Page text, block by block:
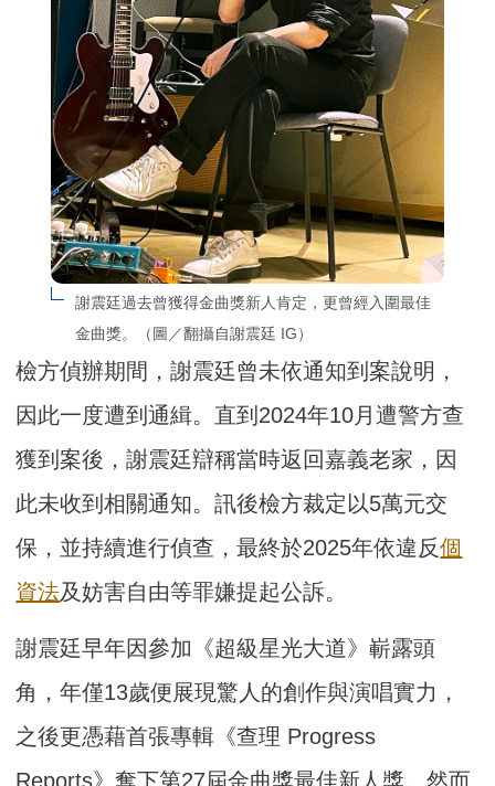
謝震廷過去曾獲得金曲獎新人肯定，更曾經入圍最佳
金曲獎。（圖／翻攝自謝震廷 IG）
檢方偵辦期間，謝震廷曾未依通知到案說明，
因此一度遭到通緝。直到2024年10月遭警方查
獲到案後，謝震廷辯稱當時返回嘉義老家，因
此未收到相關通知。訊後檢方裁定以5萬元交
保，並持續進行偵查，最終於2025年依違反個
資法及妨害自由等罪嫌提起公訴。
謝震廷早年因參加《超級星光大道》嶄露頭
角，年僅13歲便展現驚人的創作與演唱實力，
之後更憑藉首張專輯《查理 Progress
Reports》奪下第27屆金曲獎最佳新人獎。然而